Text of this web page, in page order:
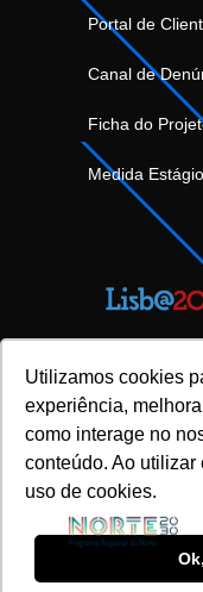
Utilizamos cookies
experiência,
como interage no
conteúdo. Ao utilizar
uso de cookies.
Portal de
Canal de
Ficha do
Medida
Política de